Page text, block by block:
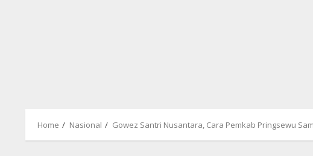
Home Nasional Gowez Santri Nusantara, Cara Pemkab Pringsewu